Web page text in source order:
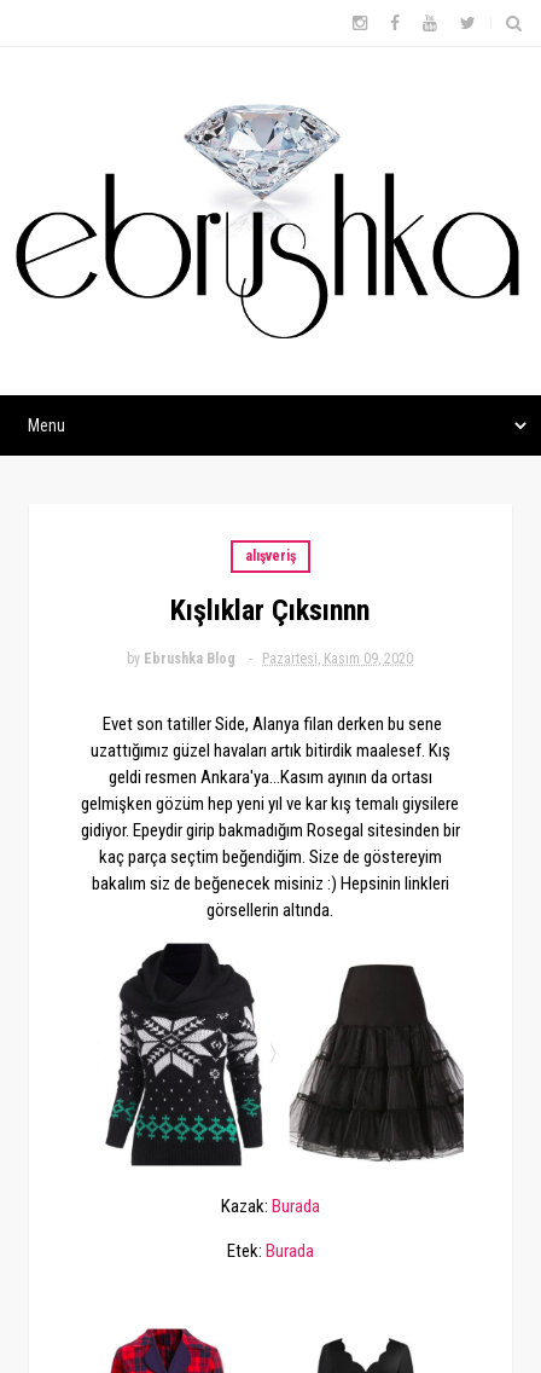
alışveriş
Kışlıklar Çıksınnn
by Ebrushka Blog Pazartesi, Kasım 09, 2020
Evet son tatiller Side, Alanya filan derken bu sene
uzattığımız güzel havaları artık bitirdik maalesef. Kış
geldi resmen Ankara'ya...Kasım ayının da ortası
gelmişken gözüm hep yeni yıl ve kar kış temalı giysilere
gidiyor. Epeydir girip bakmadığım Rosegal sitesinden bir
kaç parça seçtim beğendiğim. Size de göstereyim
bakalım siz de beğenecek misiniz :) Hepsinin linkleri
görsellerin altında.
Kazak: Burada
Etek: Burada